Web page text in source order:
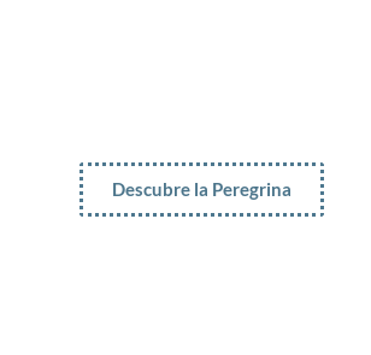
Descubre la Peregrina